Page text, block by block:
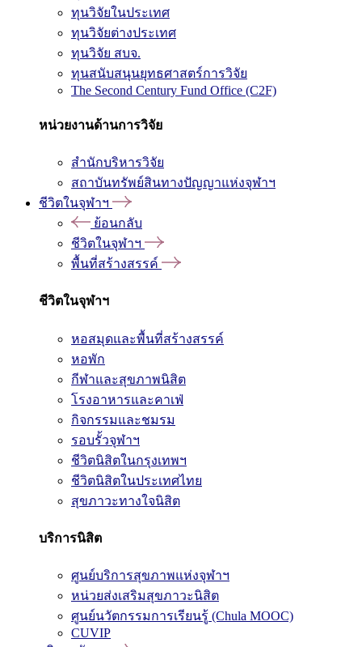
ทุนวิจัยในประเทศ
ทุนวิจัยต่างประเทศ
ทุนวิจัย สบจ.
ทุนสนับสนุนยุทธศาสตร์การวิจัย
The Second Century Fund Office (C2F)
หน่วยงานด้านการวิจัย
สำนักบริหารวิจัย
สถาบันทรัพย์สินทางปัญญาแห่งจุฬาฯ
ชีวิตในจุฬาฯ
ย้อนกลับ
ชีวิตในจุฬาฯ
พื้นที่สร้างสรรค์
ชีวิตในจุฬาฯ
หอสมุดและพื้นที่สร้างสรรค์
หอพัก
กีฬาและสุขภาพนิสิต
โรงอาหารและคาเฟ่
กิจกรรมและชมรม
รอบรั้วจุฬาฯ
ชีวิตนิสิตในกรุงเทพฯ
ชีวิตนิสิตในประเทศไทย
สุขภาวะทางใจนิสิต
บริการนิสิต
ศูนย์บริการสุขภาพแห่งจุฬาฯ
หน่วยส่งเสริมสุขภาวะนิสิต
ศูนย์นวัตกรรมการเรียนรู้ (Chula MOOC)
CUVIP